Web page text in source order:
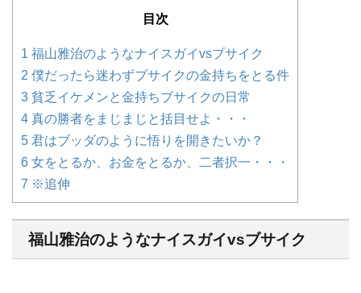
目次
1 福山雅治のようなナイスガイvsブサイク
2 僕だったら迷わずブサイクの金持ちをとる件
3 貧乏イケメンと金持ちブサイクの日常
4 真の勝者をまじまじと括目せよ・・・
5 君はブッダのように悟りを開きたいか？
6 女をとるか、お金をとるか、二者択一・・・
7 ※追伸
福山雅治のようなナイスガイvsブサイク